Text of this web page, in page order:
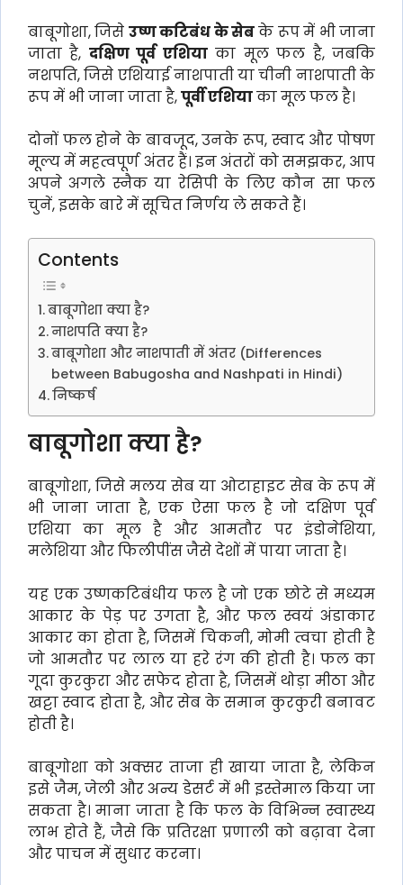
बाबूगोशा, जिसे उष्ण कटिबंध के सेबके रूप में भी जाना
जाता है, दक्षिण पूर्व एशियाका मूल फल है, जबकि
नशपति, जिसे एशियाई नाशपाती या चीनी नाशपाती के
रूप में भी जाना जाता है,पूर्वी एशियाका मूल फल है।
दोनों फल होने के बावजूद, उनके रूप, स्वाद और पोषण
मूल्य में महत्वपूर्ण अंतर हैं। इन अंतरों को समझकर, आप
अपने अगले स्नैक या रेसिपी के लिए कौन सा फल
चुनें, इसके बारे में सूचित निर्णय ले सकते हैं।
Contents
बाबूगोशा क्या है?
नाशपति क्या है?
बाबूगोशा और नाशपाती में अंतर (Differences
between Babugosha and Nashpati in Hindi)
निष्कर्ष
बाबूगोशा क्या है?
बाबूगोशा, जिसे मलय सेब या ओटाहाइट सेब के रूप में
भी जाना जाता है, एक ऐसा फल है जो दक्षिण पूर्व
एशिया का मूल है और आमतौर पर इंडोनेशिया,
मलेशिया और फिलीपींस जैसे देशों में पाया जाता है।
यह एक उष्णकटिबंधीय फल है जो एक छोटे से मध्यम
आकार के पेड़ पर उगता है, और फल स्वयं अंडाकार
आकार का होता है, जिसमें चिकनी, मोमी त्वचा होती है
जो आमतौर पर लाल या हरे रंग की होती है। फल का
गूदा कुरकुरा और सफेद होता है, जिसमें थोड़ा मीठा और
खट्टा स्वाद होता है, और सेब के समान कुरकुरी बनावट
होती है।
बाबूगोशा को अक्सर ताजा ही खाया जाता है, लेकिन
इसे जैम, जेली और अन्य डेसर्ट में भी इस्तेमाल किया जा
सकता है। माना जाता है कि फल के विभिन्न स्वास्थ्य
लाभ होते हैं, जैसे कि प्रतिरक्षा प्रणाली को बढ़ावा देना
और पाचन में सुधार करना।